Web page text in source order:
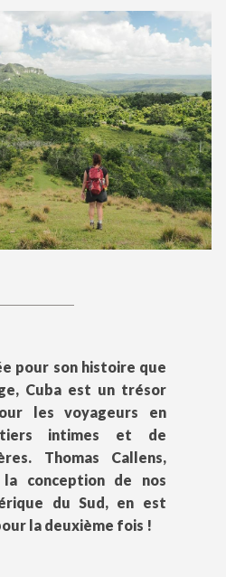
pour son histoire que
Cuba est un trésor
les voyageurs en
intimes et de
Thomas Callens,
conception de nos
du Sud, en est
la deuxième fois !